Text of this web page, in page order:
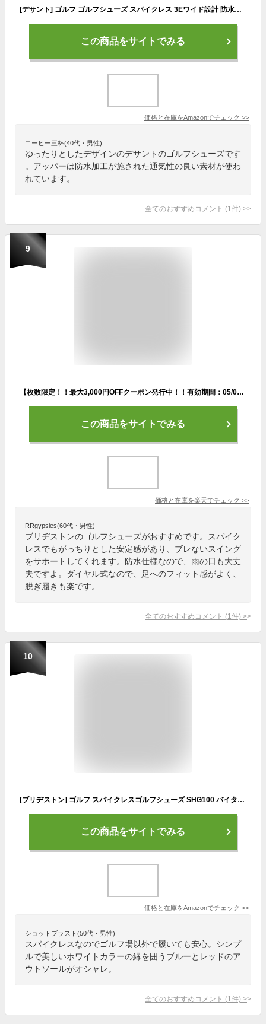
[デサント] ゴルフ ゴルフシューズ スパイクレス 3Eワイド設計 防水タイプ オーバルソフトフィットライナー 3Dソフトフィットカップソール DQ2RJB00 メンズ BK00(ブラック) 25.5 cm
この商品をサイトでみる
価格と在庫をAmazonでチェック >>
コーヒー三杯(40代・男性)
ゆったりとしたデザインのデサントのゴルフシューズです
。アッパーは防水加工が施された通気性の良い素材が使わ
れています。
全てのおすすめコメント (1 件) >
9
【枚数限定！！最大3,000円OFFクーポン発行中！！有効期間：05/09(月)20：00〜05/16(月)01：59迄】ブリヂストン ゴルフ TOUR B ゼロ・スパイク・バイター ツアー SHG100 メンズ ゴルフシューズ ボア Boa スパイクレス
この商品をサイトでみる
価格と在庫を楽天でチェック >>
RRgypsies(60代・男性)
ブリヂストンのゴルフシューズがおすすめです。スパイク
レスでもがっちりとした安定感があり、ブレないスイング
をサポートしてくれます。防水仕様なので、雨の日も大丈
夫ですよ。ダイヤル式なので、足へのフィット感がよく、
脱ぎ履きも楽です。
全てのおすすめコメント (1 件) >
10
[ブリヂストン] ゴルフ スパイクレスゴルフシューズ SHG100 バイターツアーTR26.5ｃｍ メンズ TR 26.5 cm 3E
この商品をサイトでみる
価格と在庫をAmazonでチェック >>
ショットブラスト(50代・男性)
スパイクレスなのでゴルフ場以外で履いても安心。シンプ
ルで美しいホワイトカラーの縁を囲うブルーとレッドのア
ウトソールがオシャレ。
全てのおすすめコメント (1 件) >